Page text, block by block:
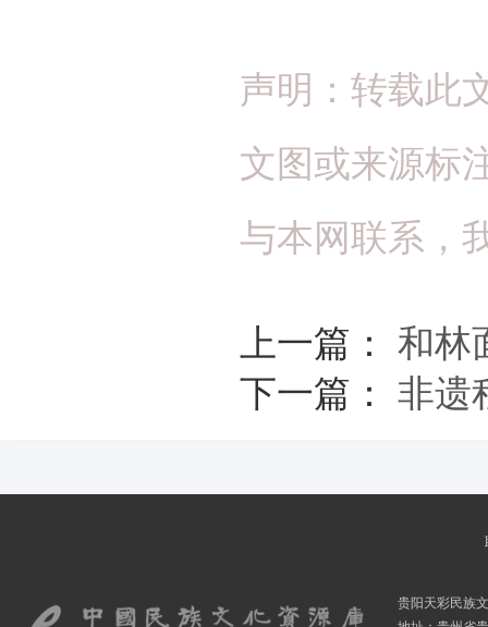
声明：转载此
文图或来源标
与本网联系，
上一篇： 和林
下一篇： 非遗
贵阳天彩民族